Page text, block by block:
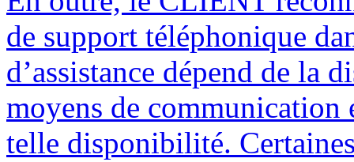
de support téléphonique
d’assistance dépend de la
moyens de communication
telle disponibilité.